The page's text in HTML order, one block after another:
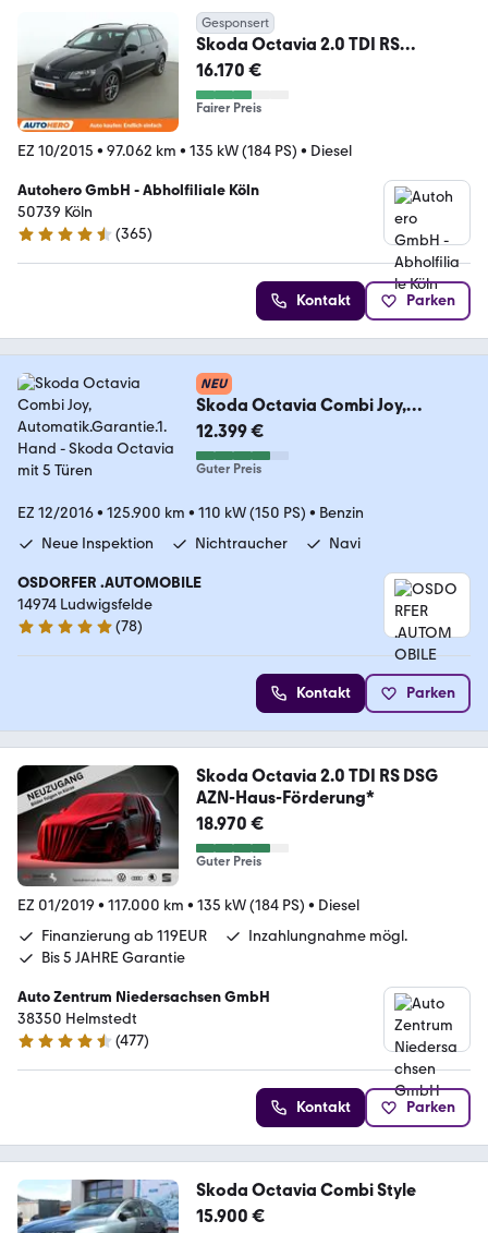
Gesponsert
Skoda Octavia 2.0 TDI RS
Aut.*NAVI*PDC*ACC*
16.170 €
Fairer Preis
EZ 10/2015 • 97.062 km • 135 kW (184 PS) • Diesel
Autohero GmbH - Abholfiliale Köln
50739 Köln
4.6 Sterne
(365)
Kontakt Parken
NEU
Skoda Octavia Combi Joy,
Automatik.Garantie.1. Hand
12.399 €
Guter Preis
EZ 12/2016• 125.900 km • 110 kW (150 PS) • Benzin
Neue Inspektion
Nichtraucher Navi
OSDORFER .AUTOMOBILE
14974 Ludwigsfelde
5 Sterne
(78)
Kontakt Parken
Skoda Octavia 2.0 TDI RS DSG
AZN-Haus-Förderung*
18.970 €
Guter Preis
EZ 01/2019 • 117.000 km • 135 kW (184 PS) • Diesel
Finanzierung ab 119EUR
Inzahlungnahme mögl.
Bis 5 JAHRE Garantie
Auto Zentrum Niedersachsen GmbH
38350 Helmstedt
4.5 Sterne
(477)
Kontakt Parken
Skoda Octavia Combi Style
15.900 €